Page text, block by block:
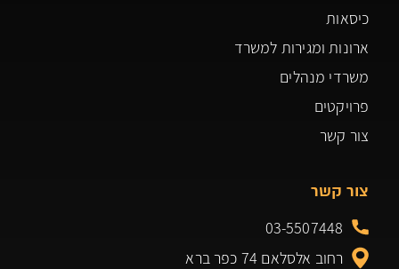
כיסאות
ארונות ומגירות למשרד
משרדי מנהלים
פרויקטים
צור קשר
צור קשר
03-5507448
רחוב אלסלאם 74 כפר ברא